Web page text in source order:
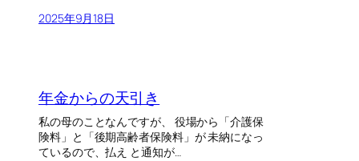
島
2025年9月18日
年金からの天引き
私の母のことなんですが、 役場から「介護保
険料」と「後期高齢者保険料」が 未納になっ
ているので、払え と通知が…